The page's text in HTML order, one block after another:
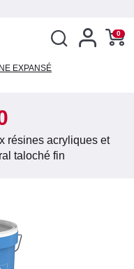
0
EXPANSÉ
résines acryliques et
taloché fin